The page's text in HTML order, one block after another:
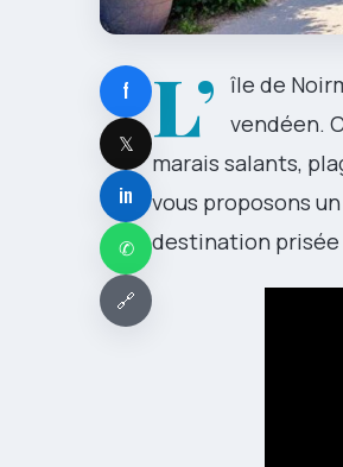
f
𝕏
in
✆
🔗
L’ île de
vendéen.
marais salants,
vous proposons
destination prisée